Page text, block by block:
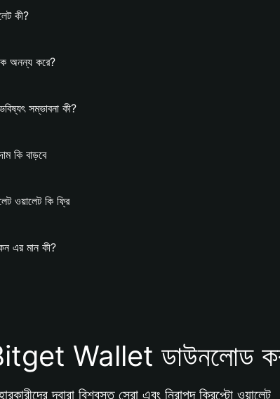
কী?
অনন্য করে?
সম্ভাবনা কী?
কি বাড়বে
ওয়ালেট কি ফ্রি
এর মান কী?
Wallet ডাউনলোড
দ্বারা বিশ্বস্ত সেরা এবং নিরাপদ ক্রিপ্টো ওয়ালেট